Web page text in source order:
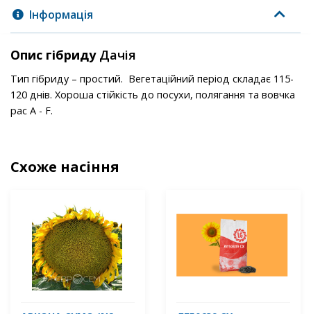
Інформація
Опис гібриду Дачія
Тип гібриду – простий. Вегетаційний період складає 115-
120 днів. Хороша стійкість до посухи, полягання та вовчка
рас A - F.
Схоже насіння